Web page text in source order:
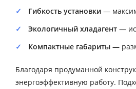
Гибкость установки —
Экологичный хладагент —
Компактные габариты —
Благодаря продуманной
энергоэффективную работу.